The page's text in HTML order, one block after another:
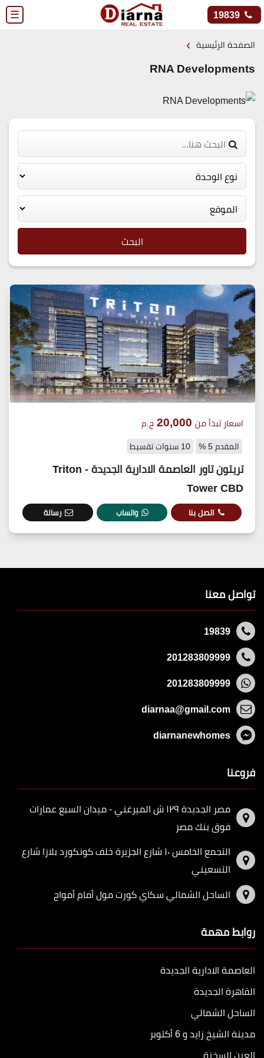
☰ 19839
الصفحة الرئيسية ›
RNA Developments
البحث
اسعار تبدأ من 20,000 ج.م
المقدم 5 % 10 سنوات تقسيط
تريتون تاور العاصمة الادارية الجديدة - Triton
Tower CBD
اتصل بنا واتساب رسالة
تواصل معنا
19839
201283809999
201283809999
diarnaa@gmail.com
diarnanewhomes
فروعنا
مصر الجديدة ١٢٩ ش الميرغني - ميدان السبع عمارات
فوق بنك مصر
التجمع الخامس ١٠ شارع الجزيرة خلف كونكورد بلازا شارع
التسعيني
الساحل الشمالي سكاي كورت مول أمام أمواج
روابط مهمة
العاصمة الادارية الجديدة
القاهرة الجديدة
الساحل الشمالي
مدينة الشيخ زايد و 6 أكتوبر